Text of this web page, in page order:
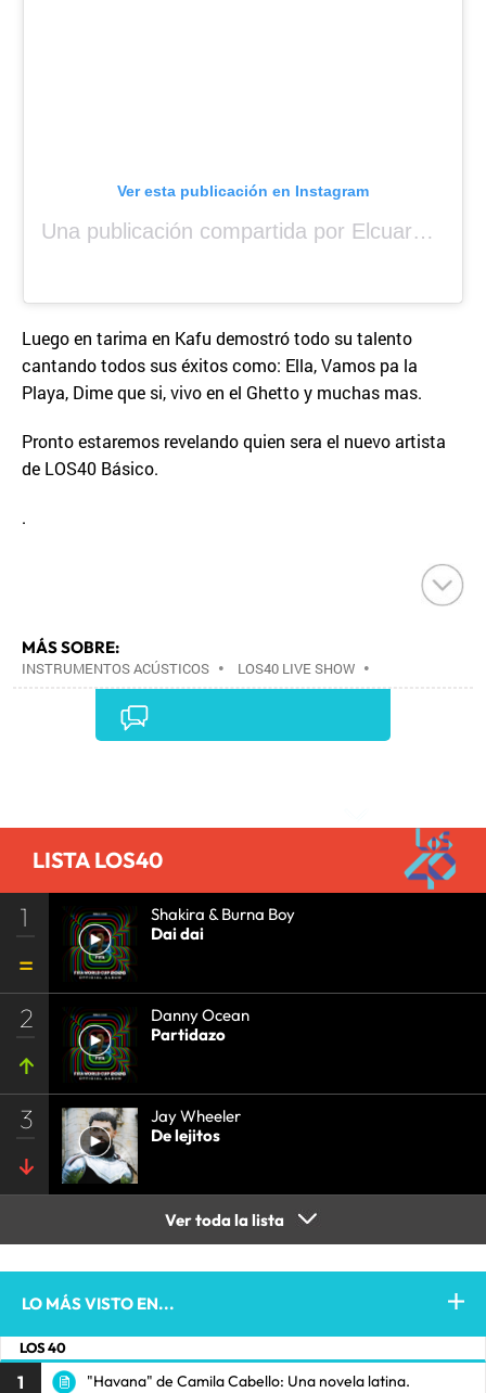
Ver esta publicación en Instagram
Una publicación compartida por Elcuara (@elcuara.25)
Luego en tarima en Kafu demostró todo su talento
cantando todos sus éxitos como: Ella, Vamos pa la
Playa, Dime que si, vivo en el Ghetto y muchas mas.
Pronto estaremos revelando quien sera el nuevo artista
de LOS40 Básico.
.
MÁS SOBRE:
INSTRUMENTOS ACÚSTICOS • LOS40 LIVE SHOW •
CONCIERTOS•LOS40•EVENTOS MUSICALES•
•AGENDA CULTURAL
•PRISA MEDIA•MÚSICA•GRUPO
COMUNICACIÓN•COMUNICACIÓN•
LISTA LOS40
1
Shakira & Burna Boy
Dai dai
2
Danny Ocean
Partidazo
3
Jay Wheeler
De lejitos
Ver toda la lista
LO MÁS VISTO EN...
LOS 40
1 "Havana" de Camila Cabello: Una novela latina.